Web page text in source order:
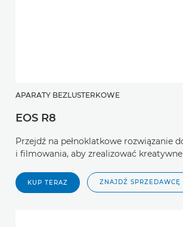
APARATY BEZLUSTERKOWE
EOS R8
Przejdź na pełnoklatkowe rozwiązanie
i filmowania, aby zrealizować
KUP TERAZ ZNAJDŹ SPRZEDAWCĘ